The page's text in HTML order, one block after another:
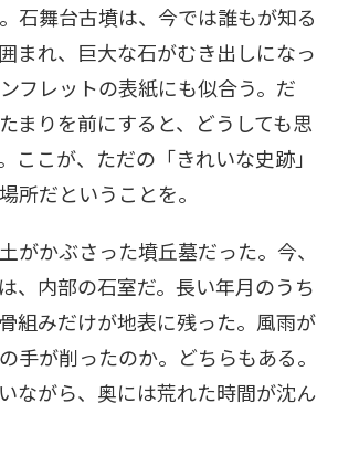
石舞台古墳は、今では誰もが知る
まれ、巨大な石がむき出しになっ
フレットの表紙にも似合う。だ
まりを前にすると、どうしても思
ここが、ただの「きれいな史跡」
所だということを。
がかぶさった墳丘墓だった。今、
、内部の石室だ。長い年月のうち
組みだけが地表に残った。風雨が
手が削ったのか。どちらもある。
ながら、奥には荒れた時間が沈ん